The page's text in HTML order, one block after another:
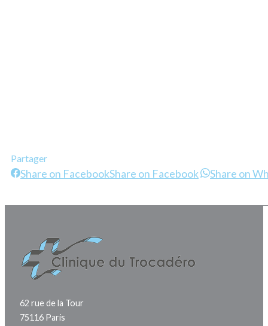
Partager
Share on FacebookShare on Facebook Share on
62 rue de la Tour
75116 Paris